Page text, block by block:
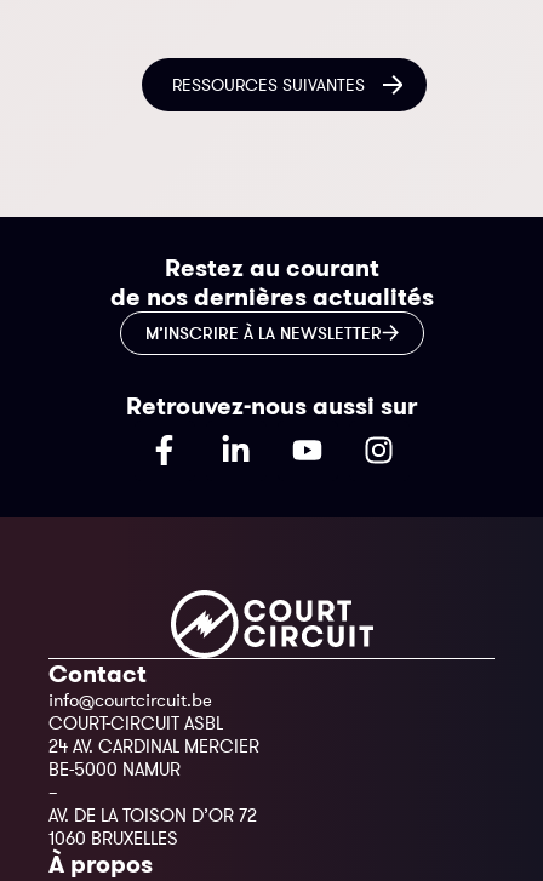
RESSOURCES SUIVANTES
Restez au courant
de nos dernières actualités
M’INSCRIRE À LA NEWSLETTER
Retrouvez-nous aussi sur
Contact
info@courtcircuit.be
COURT-CIRCUIT ASBL
24 AV. CARDINAL MERCIER
BE-5000 NAMUR
–
AV. DE LA TOISON D’OR 72
1060 BRUXELLES
À propos